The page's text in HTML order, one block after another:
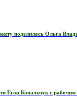
поделилась Ольга
Егор Ковальчук с